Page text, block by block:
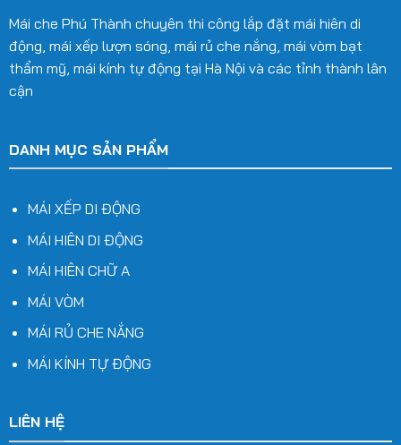
nhiệt và chống thấm tốt.
Đặc điểm nổi bật – Kết hợp giữa
chức năng và thiết kế
Tạo không gian che mát hiệu quả, hạn chế tối đa ảnh
hưởng từ nắng, mưa mà vẫn đảm bảo ánh sáng tự
Kết cấu khung vòm có khả năng chịu lực tốt, hạn chế
võng, cong trong quá trình sử dụng lâu dài.
hoặc hệ khung treo trang trí.
công trình
Mái che Phú Thành chuyên thi công lắp đặt mái hiên di
động, mái xếp lượn sóng, mái rủ che nắng, mái vòm bạt
thẩm mỹ, mái kính tự động tại Hà Nội và các tỉnh thành lân
cận
DANH MỤC SẢN PHẨM
MÁI XẾP DI ĐỘNG
MÁI HIÊN DI ĐỘNG
MÁI HIÊN CHỮ A
MÁI VÒM
MÁI RỦ CHE NẮNG
MÁI KÍNH TỰ ĐỘNG
LIÊN HỆ